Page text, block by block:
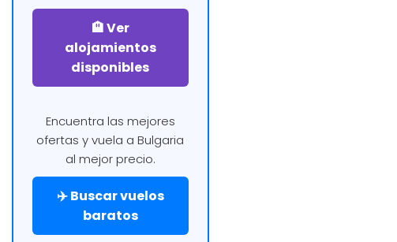
🏨 Ver
alojamientos
disponibles
Encuentra las mejores
ofertas y vuela a Bulgaria
al mejor precio.
✈️ Buscar vuelos
baratos